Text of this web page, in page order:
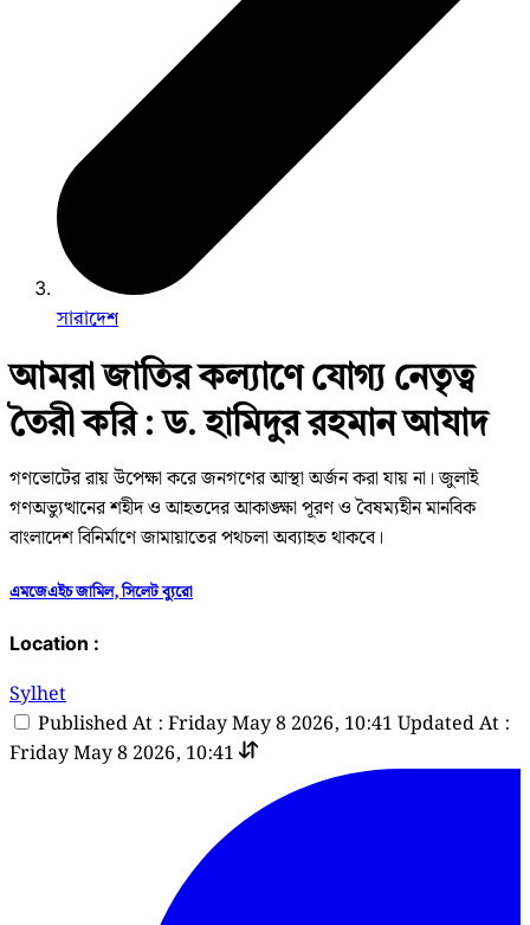
সারাদেশ
আমরা জাতির কল্যাণে যোগ্য নেতৃত্ব
তৈরী করি : ড. হামিদুর রহমান আযাদ
গণভোটের রায় উপেক্ষা করে জনগণের আস্থা অর্জন করা যায় না। জুলাই
গণঅভ্যুত্থানের শহীদ ও আহতদের আকাঙ্ক্ষা পূরণ ও বৈষম্যহীন মানবিক
বাংলাদেশ বিনির্মাণে জামায়াতের পথচলা অব্যাহত থাকবে।
এমজেএইচ জামিল, সিলেট ব্যুরো
Location :
Sylhet
Published At : Friday May 8 2026, 10:41 Updated At :
Friday May 8 2026, 10:41